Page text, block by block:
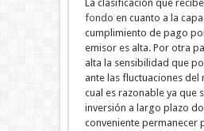
La clasificación que
fondo en cuanto a la
cumplimiento de pago
emisor es alta. Por otra
alta la sensibilidad que
ante las fluctuaciones del
cual es razonable ya que
inversión a largo plazo
conveniente permanecer